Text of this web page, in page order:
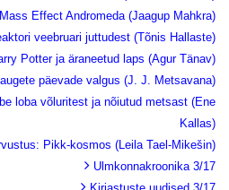
Effect Andromeda (Jaagup Mahkra)
veebruari juttudest (Tõnis Hallaste)
Potter ja äraneetud laps (Agur Tänav)
päevade valgus (J. J. Metsavana)
loba võluritest ja nõiutud metsast (Ene
Kallas)
Pikk-kosmos (Leila Tael-Mikešin)
Ulmkonnakroonika 3/17